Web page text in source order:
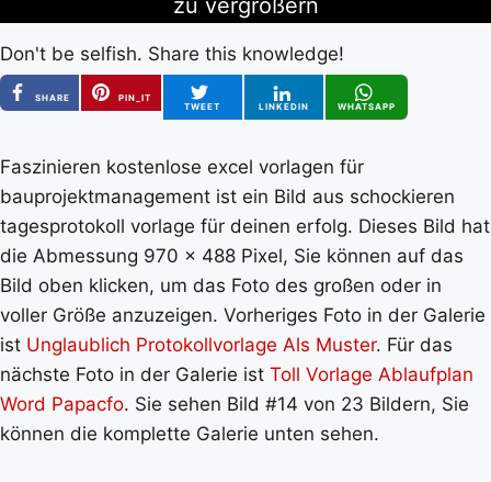
zu vergrößern
Don't be selfish. Share this knowledge!
SHARE
PIN_IT
TWEET
LINKEDIN WHATSAPP
Faszinieren kostenlose excel vorlagen für
bauprojektmanagement ist ein Bild aus schockieren
tagesprotokoll vorlage für deinen erfolg. Dieses Bild hat
die Abmessung 970 x 488 Pixel, Sie können auf das
Bild oben klicken, um das Foto des großen oder in
voller Größe anzuzeigen. Vorheriges Foto in der Galerie
ist Unglaublich Protokollvorlage Als Muster. Für das
nächste Foto in der Galerie ist Toll Vorlage Ablaufplan
Word Papacfo. Sie sehen Bild #14 von 23 Bildern, Sie
können die komplette Galerie unten sehen.